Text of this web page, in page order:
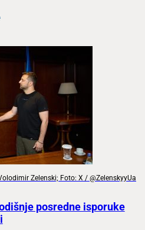
Zelenski; Foto: X / @ZelenskyyUa
posredne isporuke